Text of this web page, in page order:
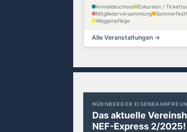
Anmeldeschluss
Exkursion /
Mitgliederversammlung
Sommerfest
Waggonpflege
Alle Veranstaltungen →
NÜRNBERGER
Das aktuelle
NEF-Express 2/2025!